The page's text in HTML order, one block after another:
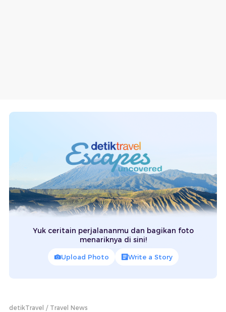
Yuk ceritain perjalananmu dan bagikan foto
menariknya di sini!
Upload Photo Write a Story
detikTravel Travel News